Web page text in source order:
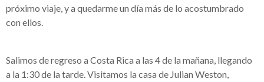
próximo viaje, y a quedarme un día más de lo acostumbrado
con ellos.
Salimos de regreso a Costa Rica a las 4 de la mañana, llegando
a la 1:30 de la tarde. Visitamos la casa de Julian Weston,